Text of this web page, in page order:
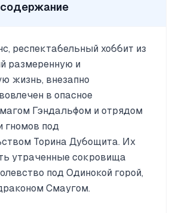
респектабельный хоббит из
размеренную и
жизнь, внезапно
в опасное
Гэндальфом и отрядом
гномов под
Торина Дубощита. Их
утраченные сокровища
под Одинокой горой,
Смаугом.